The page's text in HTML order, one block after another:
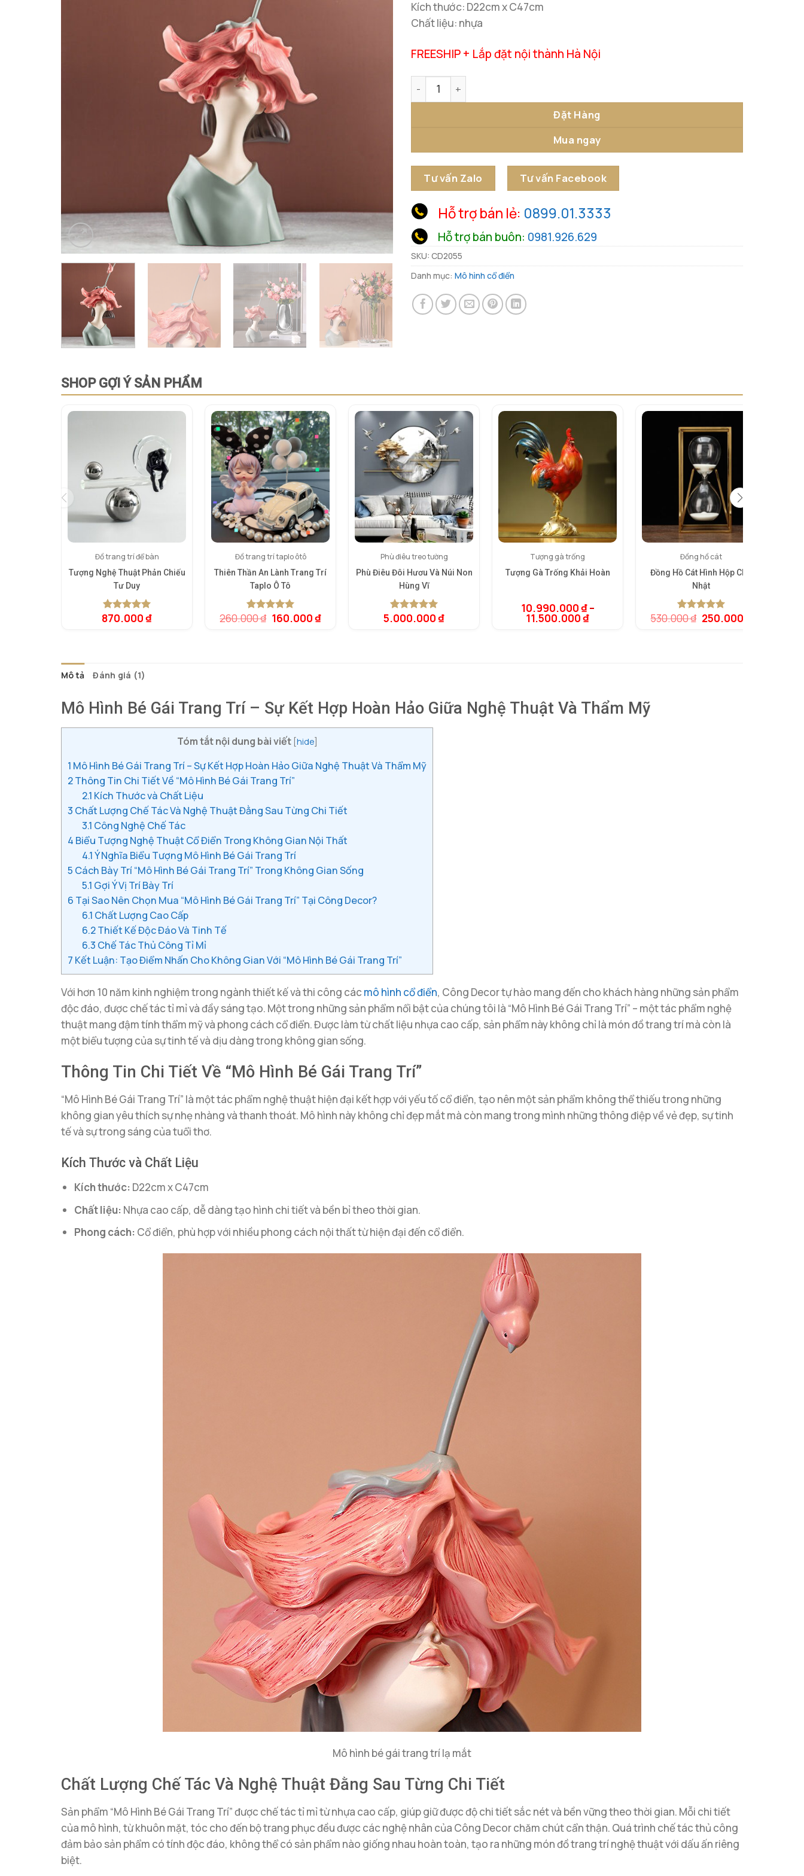
Kích thước: D22cm x C47cm
Chất liệu: nhựa
FREESHIP + Lắp đặt nội thành Hà Nội
Mô Hình Bé Gái Trang Trí số lượng
Đặt Hàng
Mua ngay
Tư vấn Zalo Tư vấn Facebook
Hỗ trợ bán lẻ: 0899.01.3333
Hỗ trợ bán buôn: 0981.926.629
SKU: CD2055
Danh mục: Mô hình cổ điển
SHOP GỢI Ý SẢN PHẨM
Đồ trang trí để bàn
Tượng Nghệ Thuật Phản Chiếu
Tư Duy
5.00trên 5
1
870.000₫
Đồ trang trí taplo ôtô
Thiên Thần An Lành Trang Trí
Taplo Ô Tô
5.00trên 5
1
260.000₫ Giá
160.000₫Giá
Phù điêu treo tường
Phù Điêu Đôi Hươu Và Núi Non
Hùng Vĩ
5.00trên 5
1
5.000.000₫
Tượng gà trống
Tượng Gà Trống Khải Hoàn
10.990.000₫–
11.500.000₫
Đồng hồ cát
Đồng Hồ Cát Hình Hộp Chữ
Nhật
5.00trên 5
1
530.000₫ Giá
250.000
Mô tả Đánh giá (1)
Mô Hình Bé Gái Trang Trí – Sự Kết Hợp Hoàn Hảo Giữa Nghệ Thuật Và Thẩm Mỹ
Tóm tắt nội dung bài viết [hide]
1 Mô Hình Bé Gái Trang Trí – Sự Kết Hợp Hoàn Hảo Giữa Nghệ Thuật Và Thẩm Mỹ
2Thông Tin Chi Tiết Về “Mô Hình Bé Gái Trang Trí”
2.1 Kích Thước và Chất Liệu
3 Chất Lượng Chế Tác Và Nghệ Thuật Đằng Sau Từng Chi Tiết
3.1 Công Nghệ Chế Tác
4 Biểu Tượng Nghệ Thuật Cổ Điển Trong Không Gian Nội Thất
4.1Ý Nghĩa Biểu Tượng Mô Hình Bé Gái Trang Trí
5 Cách Bày Trí “Mô Hình Bé Gái Trang Trí” Trong Không Gian Sống
5.1 Gợi Ý Vị Trí Bày Trí
6 Tại Sao Nên Chọn Mua “Mô Hình Bé Gái Trang Trí” Tại Công Decor?
6.1 Chất Lượng Cao Cấp
6.2Thiết Kế Độc Đáo Và Tinh Tế
6.3 Chế Tác Thủ Công Tỉ Mỉ
7 Kết Luận: Tạo Điểm Nhấn Cho Không Gian Với “Mô Hình Bé Gái Trang Trí”
Với hơn 10 năm kinh nghiệm trong ngành thiết kế và thi công các mô hình cổ điển, Công Decor tự hào mang đến cho khách hàng những sản phẩm
độc đáo, được chế tác tỉ mỉ và đầy sáng tạo. Một trong những sản phẩm nổi bật của chúng tôi là “Mô Hình Bé Gái Trang Trí” – một tác phẩm nghệ
thuật mang đậm tính thẩm mỹ và phong cách cổ điển. Được làm từ chất liệu nhựa cao cấp, sản phẩm này không chỉ là món đồ trang trí mà còn là
một biểu tượng của sự tinh tế và dịu dàng trong không gian sống.
Thông Tin Chi Tiết Về “Mô Hình Bé Gái Trang Trí”
“Mô Hình Bé Gái Trang Trí” là một tác phẩm nghệ thuật hiện đại kết hợp với yếu tố cổ điển, tạo nên một sản phẩm không thể thiếu trong những
không gian yêu thích sự nhẹ nhàng và thanh thoát. Mô hình này không chỉ đẹp mắt mà còn mang trong mình những thông điệp về vẻ đẹp, sự tinh
tế và sự trong sáng của tuổi thơ.
Kích Thước và Chất Liệu
Kích thước: D22cm x C47cm
Chất liệu: Nhựa cao cấp, dễ dàng tạo hình chi tiết và bền bỉ theo thời gian.
Phong cách: Cổ điển, phù hợp với nhiều phong cách nội thất từ hiện đại đến cổ điển.
Mô hình bé gái trang trí lạ mắt
Chất Lượng Chế Tác Và Nghệ Thuật Đằng Sau Từng Chi Tiết
Sản phẩm “Mô Hình Bé Gái Trang Trí” được chế tác tỉ mỉ từ nhựa cao cấp, giúp giữ được độ chi tiết sắc nét và bền vững theo thời gian. Mỗi chi tiết
của mô hình, từ khuôn mặt, tóc cho đến bộ trang phục đều được các nghệ nhân của Công Decor chăm chút cẩn thận. Quá trình chế tác thủ công
đảm bảo sản phẩm có tính độc đáo, không thể có sản phẩm nào giống nhau hoàn toàn, tạo ra những món đồ trang trí nghệ thuật với dấu ấn riêng
biệt.